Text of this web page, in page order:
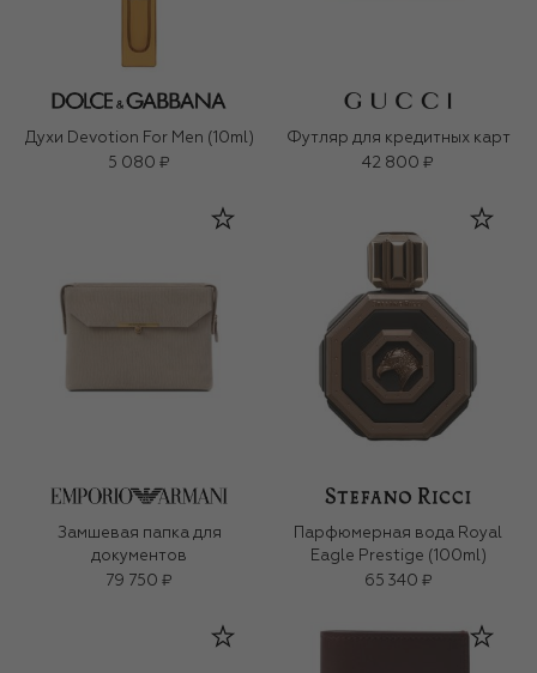
Духи Devotion For Men (10ml)
5 080 ₽
Футляр для кредитных карт
42 800 ₽
Замшевая папка для
документов
79 750 ₽
Парфюмерная вода Royal
Eagle Prestige (100ml)
65 340 ₽